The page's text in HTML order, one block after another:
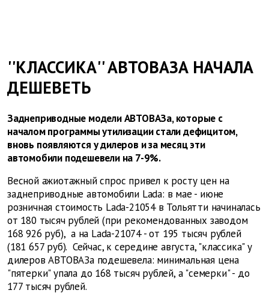
''КЛАССИКА'' АВТОВАЗА НАЧАЛА
ДЕШЕВЕТЬ
Заднеприводные модели АВТОВАЗа, которые с
началом программы утилизации стали дефицитом,
вновь появляются у дилеров и за месяц эти
автомобили подешевели на 7-9%.
Весной ажиотажный спрос привел к росту цен на
заднеприводные автомобили Lada: в мае - июне
розничная стоимость Lada-21054 в Тольятти начиналась
от 180 тысяч рублей (при рекомендованных заводом
168 926 руб), а на Lada-21074 - от 195 тысяч рублей
(181 657 руб). Сейчас, к середине августа, "классика" у
дилеров АВТОВАЗа подешевела: минимальная цена
"пятерки" упала до 168 тысяч рублей, а "семерки" - до
177 тысяч рублей.